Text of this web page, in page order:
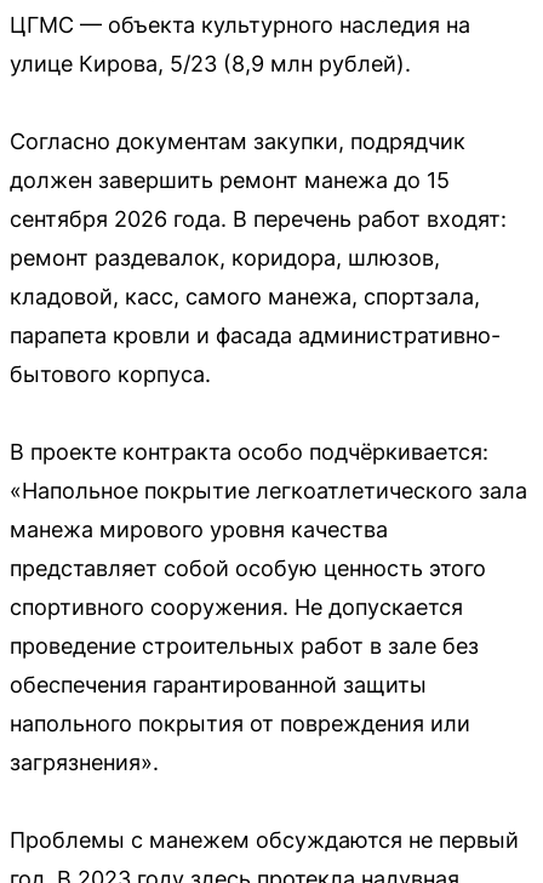
ЦГМС — объекта культурного наследия на
улице Кирова, 5/23 (8,9 млн рублей).
Согласно документам закупки, подрядчик
должен завершить ремонт манежа до 15
сентября 2026 года. В перечень работ входят:
ремонт раздевалок, коридора, шлюзов,
кладовой, касс, самого манежа, спортзала,
парапета кровли и фасада административно-
бытового корпуса.
В проекте контракта особо подчёркивается:
«Напольное покрытие легкоатлетического зала
манежа мирового уровня качества
представляет собой особую ценность этого
спортивного сооружения. Не допускается
проведение строительных работ в зале без
обеспечения гарантированной защиты
напольного покрытия от повреждения или
загрязнения».
Проблемы с манежем обсуждаются не первый